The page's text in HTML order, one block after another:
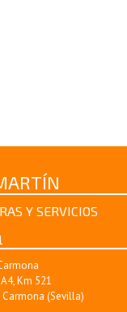
Y SERVICIOS
Km 521
(Sevilla)